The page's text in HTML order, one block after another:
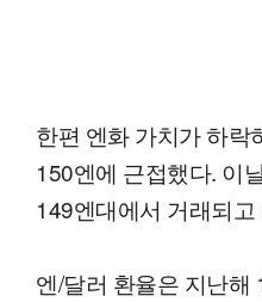
한편 엔화 가치가 하락
150엔에 근접했다. 이
149엔대에서 거래되고
엔/달러 환율은 지난해